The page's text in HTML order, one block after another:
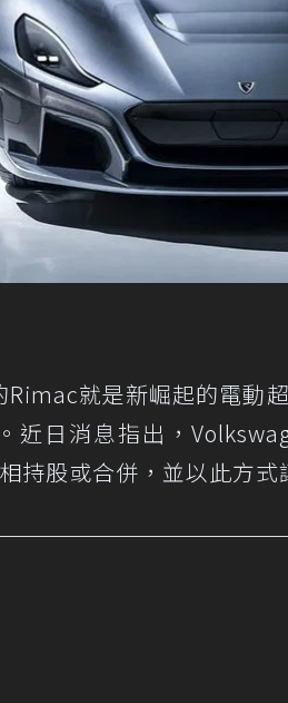
Rimac就是新崛起的電動
近日消息指出，
持股或合併，並以此方式